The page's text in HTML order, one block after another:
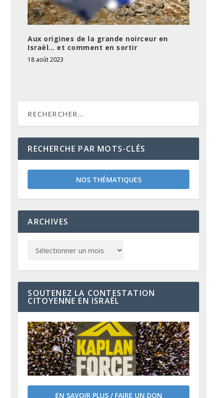
Aux origines de la grande noirceur en
Israël… et comment en sortir
18 août 2023
RECHERCHE PAR MOTS-CLÉS
NOS THÉMATIQUES
ARCHIVES
SOUTENEZ LA CONTESTATION
CITOYENNE EN ISRAËL
EN SAVOIR PLUS / FAIRE UN DON